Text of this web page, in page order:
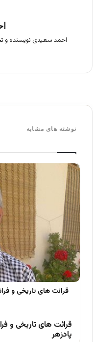
احمد سعیدی نویسنده و
نوشته های مشابه
قرائت های تاریخی و
پادزهر